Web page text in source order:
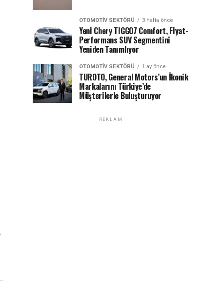
OTOMOTIV SEKTÖRÜ 3 hafta önce
Yeni Chery TIGGO7 Comfort, Fiyat-
Performans SUV Segmentini
Yeniden Tanımlıyor
OTOMOTIV SEKTÖRÜ 1 ay önce
TUROTO, General Motors’un İkonik
Markalarını Türkiye’de
Müşterilerle Buluşturuyor
REKLAM